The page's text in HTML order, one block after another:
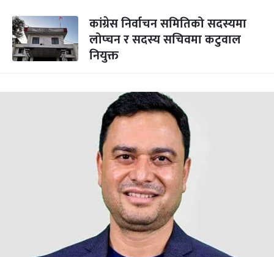
कांग्रेस निर्वाचन समितिको सदस्यमा
लोप्चन र सदस्य सचिवमा कटुवाल
नियुक्त